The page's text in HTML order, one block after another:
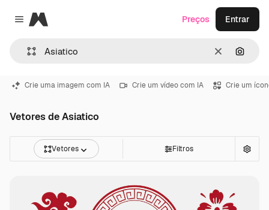
Close menu
Magnific
Limpar
Preços Entrar
Crie uma imagem com IA Crie um vídeo com IA Crie um
Vetores de Asiatico
Vetores Filtros